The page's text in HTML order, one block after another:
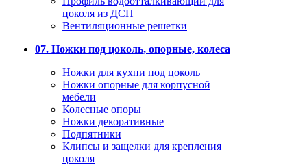
цоколя из ДСП
Вентиляционные решетки
07. Ножки под цоколь, опорные, колеса
Ножки для кухни под цоколь
Ножки опорные для корпусной
мебели
Колесные опоры
Ножки декоративные
Подпятники
Клипсы и защелки для крепления
цоколя